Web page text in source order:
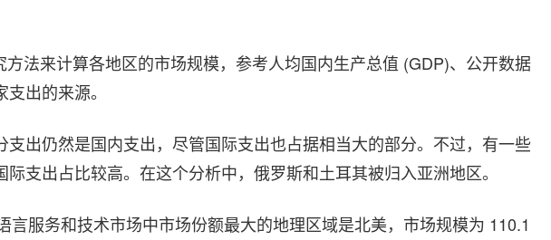
方法来计算各地区的市场规模，参考人均国内生产总值 (GDP)、公开数据
出的来源。
支出仍然是国内支出，尽管国际支出也占据相当大的部分。不过，有一些
支出占比较高。在这个分析中，俄罗斯和土耳其被归入亚洲地区。
言服务和技术市场中市场份额最大的地理区域是北美，市场规模为 110.1